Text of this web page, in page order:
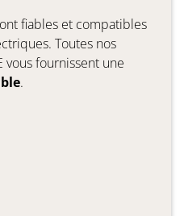
fiables et compatibles
Toutes nos
vous fournissent une
.